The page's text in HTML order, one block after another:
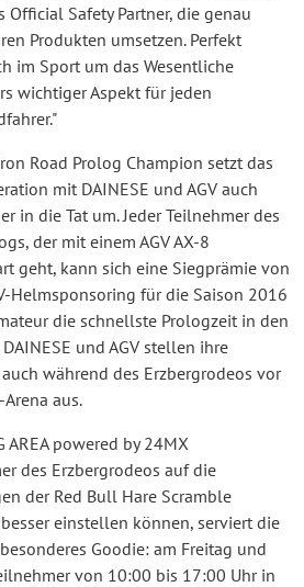
Safety Partner, die genau
Produkten umsetzen. Perfekt
im Sport um das Wesentliche
wichtiger Aspekt für jeden
Road Prolog Champion setzt das
mit DAINESE und AGV auch
in die Tat um. Jeder Teilnehmer des
der mit einem AGV AX-8
geht, kann sich eine Siegprämie von
Helmsponsoring für die Saison 2016
die schnellste Prologzeit in den
und AGV stellen ihre
während des Erzbergrodeos vor
aus.
AREA powered by 24MX
des Erzbergrodeos auf die
der Red Bull Hare Scramble
einstellen können, serviert die
Goodie: am Freitag und
von 10:00 bis 17:00 Uhr in